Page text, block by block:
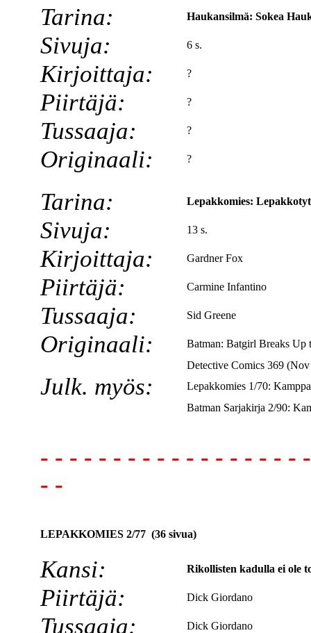
Tarina: Haukansilmä: Sokea
Sivuja: 6 s.
Kirjoittaja: ?
Piirtäjä: ?
Tussaaja: ?
Originaali: ?
Tarina: Lepakkomies:
Sivuja: 13 s.
Kirjoittaja: Gardner Fox
Piirtäjä: Carmine Infantino
Tussaaja: Sid Greene
Originaali:
Batman: Batgirl Breaks Up
Detective Comics 369
Julk. myös:
Lepakkomies 1/70:
Batman Sarjakirja 2/90:
- - - - - - - - - - - - - - - - - -
- -
LEPAKKOMIES 2/77 (36 sivua)
Kansi: Rikollisten kadulla ei ole
Piirtäjä: Dick Giordano
Tussaaja: Dick Giordano